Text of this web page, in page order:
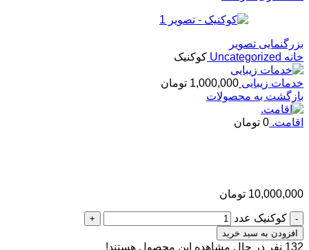
بزرگنمایی تصویر
خانه Uncategorized کوکنیک
خدمات زیبایی 1,000,000 تومان
بازگشت به محصولات
اقامت. 0 تومان
10,000,000 تومان
کوکنیک عدد
افزودن به سبد خرید
132 نفر در حال مشاهده این محصول هستند!